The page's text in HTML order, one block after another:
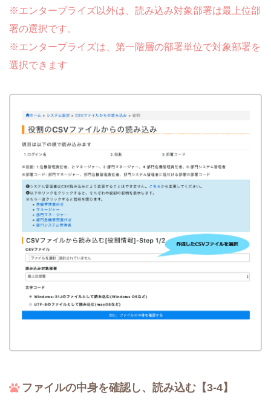
※エンタープライズ以外は、読み込み対象部署は最上位部
署の選択です。
※エンタープライズは、第一階層の部署単位で対象部署を
選択できます
ファイルの中身を確認し、読み込む【3-4】